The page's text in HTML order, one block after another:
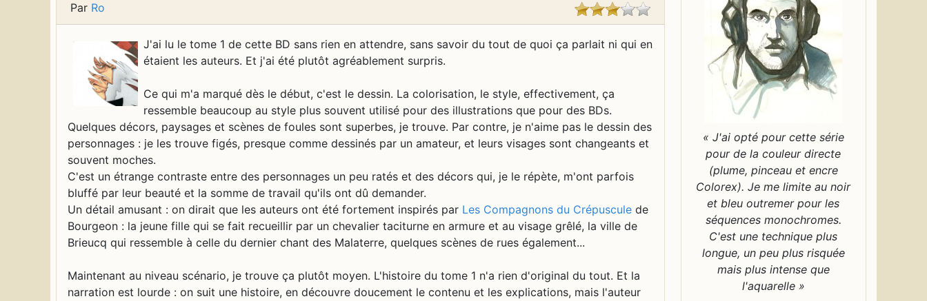
Par Ro
J'ai lu le tome 1 de cette BD sans rien en attendre, sans savoir du tout de quoi ça parlait ni qui en
étaient les auteurs. Et j'ai été plutôt agréablement surpris.
Ce qui m'a marqué dès le début, c'est le dessin. La colorisation, le style, effectivement, ça
ressemble beaucoup au style plus souvent utilisé pour des illustrations que pour des BDs.
Quelques décors, paysages et scènes de foules sont superbes, je trouve. Par contre, je n'aime pas le dessin des
personnages : je les trouve figés, presque comme dessinés par un amateur, et leurs visages sont changeants et
souvent moches.
C'est un étrange contraste entre des personnages un peu ratés et des décors qui, je le répète, m'ont parfois
bluffé par leur beauté et la somme de travail qu'ils ont dû demander.
Un détail amusant : on dirait que les auteurs ont été fortement inspirés par Les Compagnons du Crépuscule de
Bourgeon : la jeune fille qui se fait recueillir par un chevalier taciturne en armure et au visage grêlé, la ville de
Brieucq qui ressemble à celle du dernier chant des Malaterre, quelques scènes de rues également...
Maintenant au niveau scénario, je trouve ça plutôt moyen. L'histoire du tome 1 n'a rien d'original du tout. Et la
narration est lourde : on suit une histoire, en découvre doucement le contenu et les explications, mais l'auteur
« J'ai opté pour cette série
pour de la couleur directe
(plume, pinceau et encre
Colorex). Je me limite au noir
et bleu outremer pour les
séquences monochromes.
C'est une technique plus
longue, un peu plus risquée
mais plus intense que
l'aquarelle »